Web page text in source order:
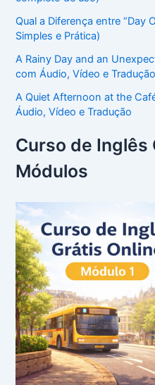
Qual a Diferença entre “Day
Simples e Prática)
A Rainy Day and an
com Áudio, Vídeo e Tradução
A Quiet Afternoon at the
Áudio, Vídeo e Tradução
Curso de Inglês
Módulos